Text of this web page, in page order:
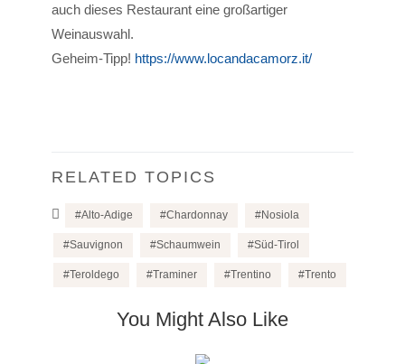
auch dieses Restaurant eine großartiger
Weinauswahl.
Geheim-Tipp! https://www.locandacamorz.it/
RELATED TOPICS
Alto-Adige Chardonnay Nosiola
Sauvignon Schaumwein Süd-Tirol
Teroldego Traminer Trentino Trento
You Might Also Like